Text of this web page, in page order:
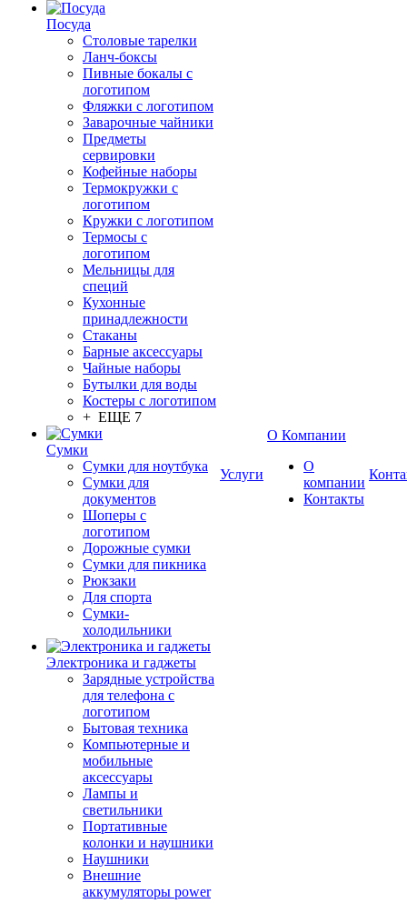
Посуда
Столовые тарелки
Ланч-боксы
Пивные бокалы с
логотипом
Фляжки с логотипом
Заварочные чайники
Предметы
сервировки
Кофейные наборы
Термокружки с
логотипом
Кружки с логотипом
Термосы с
логотипом
Мельницы для
специй
Кухонные
принадлежности
Стаканы
Барные аксессуары
Чайные наборы
Бутылки для воды
Костеры с логотипом
+ ЕЩЕ 7
Сумки
Сумки для ноутбука
Сумки для
документов
Шоперы с
логотипом
Дорожные сумки
Сумки для пикника
Рюкзаки
Для спорта
Сумки-
холодильники
Электроника и гаджеты
Зарядные устройства
для телефона с
логотипом
Бытовая техника
Компьютерные и
мобильные
аксессуары
Лампы и
светильники
Портативные
колонки и наушники
Наушники
Внешние
аккумуляторы power
Услуги
О Компании
О
компании
Контакты